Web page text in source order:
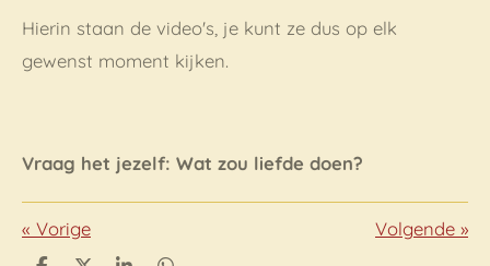
Hierin staan de video's, je kunt ze dus op elk
gewenst moment kijken.
Vraag het jezelf: Wat zou liefde doen?
« Vorige Volgende »